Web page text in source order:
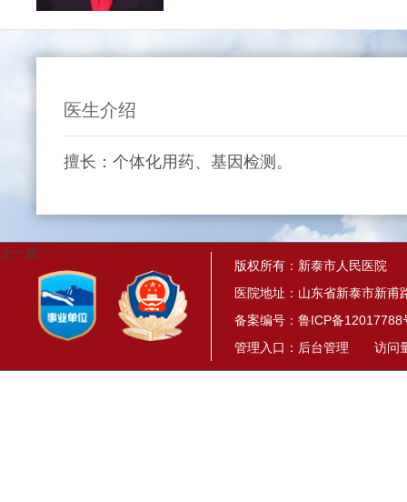
医生介绍
擅长：个体化用药、基因检测。
上一篇
版权所有：新泰市人民医院
医院地址：山东省新泰市新甫
备案编号： 鲁ICP备12017788
管理入口： 后台管理 访问量